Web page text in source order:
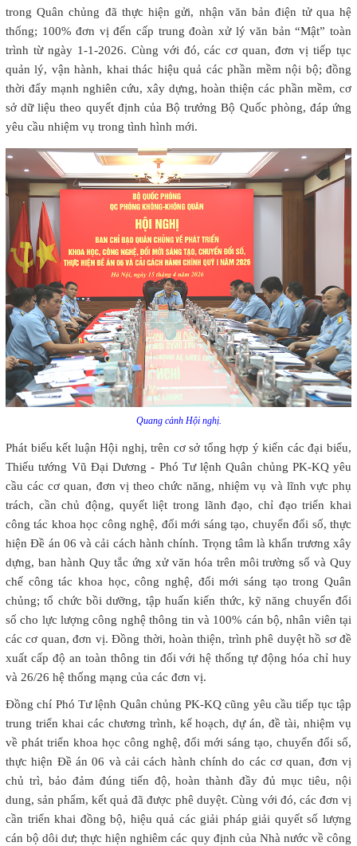
trong Quân chủng đã thực hiện gửi, nhận văn bản điện tử qua hệ
thống; 100% đơn vị đến cấp trung đoàn xử lý văn bản “Mật” toàn
trình từ ngày 1-1-2026. Cùng với đó, các cơ quan, đơn vị tiếp tục
quản lý, vận hành, khai thác hiệu quả các phần mềm nội bộ; đồng
thời đẩy mạnh nghiên cứu, xây dựng, hoàn thiện các phần mềm, cơ
sở dữ liệu theo quyết định của Bộ trưởng Bộ Quốc phòng, đáp ứng
yêu cầu nhiệm vụ trong tình hình mới.
Quang cảnh Hội nghị.
Phát biểu kết luận Hội nghị, trên cơ sở tổng hợp ý kiến các đại biểu,
Thiếu tướng Vũ Đại Dương - Phó Tư lệnh Quân chủng PK-KQ yêu
cầu các cơ quan, đơn vị theo chức năng, nhiệm vụ và lĩnh vực phụ
trách, cần chủ động, quyết liệt trong lãnh đạo, chỉ đạo triển khai
công tác khoa học công nghệ, đổi mới sáng tạo, chuyển đổi số, thực
hiện Đề án 06 và cải cách hành chính. Trọng tâm là khẩn trương xây
dựng, ban hành Quy tắc ứng xử văn hóa trên môi trường số và Quy
chế công tác khoa học, công nghệ, đổi mới sáng tạo trong Quân
chủng; tổ chức bồi dưỡng, tập huấn kiến thức, kỹ năng chuyển đổi
số cho lực lượng công nghệ thông tin và 100% cán bộ, nhân viên tại
các cơ quan, đơn vị. Đồng thời, hoàn thiện, trình phê duyệt hồ sơ đề
xuất cấp độ an toàn thông tin đối với hệ thống tự động hóa chỉ huy
và 26/26 hệ thống mạng của các đơn vị.
Đồng chí Phó Tư lệnh Quân chủng PK-KQ cũng yêu cầu tiếp tục tập
trung triển khai các chương trình, kế hoạch, dự án, đề tài, nhiệm vụ
về phát triển khoa học công nghệ, đổi mới sáng tạo, chuyển đổi số,
thực hiện Đề án 06 và cải cách hành chính do các cơ quan, đơn vị
chủ trì, bảo đảm đúng tiến độ, hoàn thành đầy đủ mục tiêu, nội
dung, sản phẩm, kết quả đã được phê duyệt. Cùng với đó, các đơn vị
cần triển khai đồng bộ, hiệu quả các giải pháp giải quyết số lượng
cán bộ dôi dư; thực hiện nghiêm các quy định của Nhà nước về công